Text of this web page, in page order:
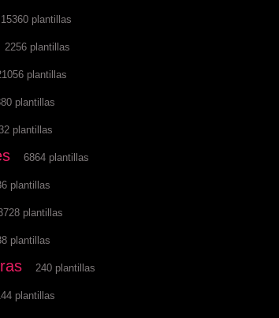
15360 plantillas
2256 plantillas
plantillas
plantillas
plantillas
6864 plantillas
plantillas
plantillas
plantillas
240 plantillas
plantillas